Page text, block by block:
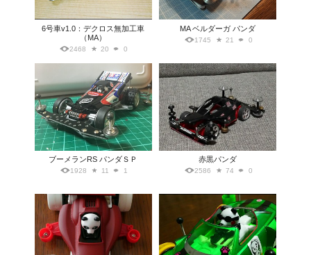
6号車v1.0：デクロス無加工車
（MA）
2468 20 0
MA ベルダーガ パンダ
1745 21 0
ブーメランRS パンダＳＰ
1928 11 1
赤黒パンダ
2586 74 0